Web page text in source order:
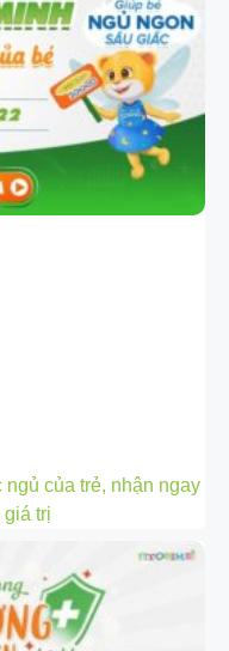
của trẻ, nhận ngay
giá trị